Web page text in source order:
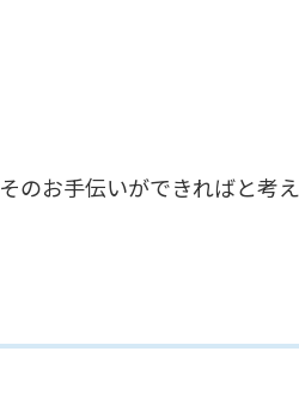
そのお手伝いができればと考え